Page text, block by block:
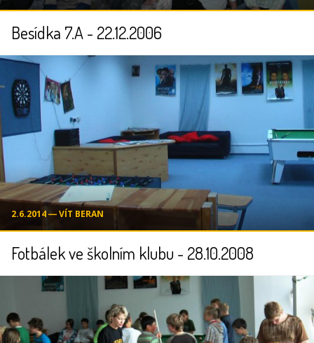
Besídka 7.A - 22.12.2006
2.6.2014 ― VÍT BERAN
Fotbálek ve školním klubu - 28.10.2008